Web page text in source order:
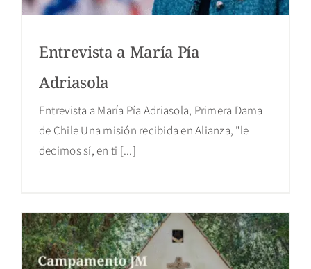
Entrevista a María Pía
Adriasola
Entrevista a María Pía Adriasola, Primera Dama
de Chile Una misión recibida en Alianza, "le
decimos sí, en ti [...]